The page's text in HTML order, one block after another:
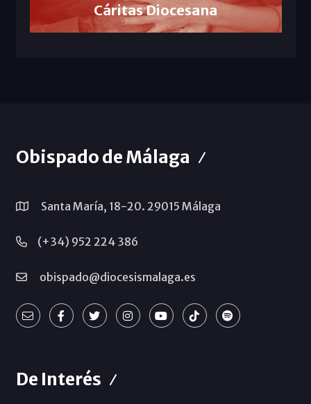
Cáritas Diocesana
Obispado de Málaga
Santa María, 18-20. 29015 Málaga
(+34) 952 224 386
obispado@diocesismalaga.es
De Interés